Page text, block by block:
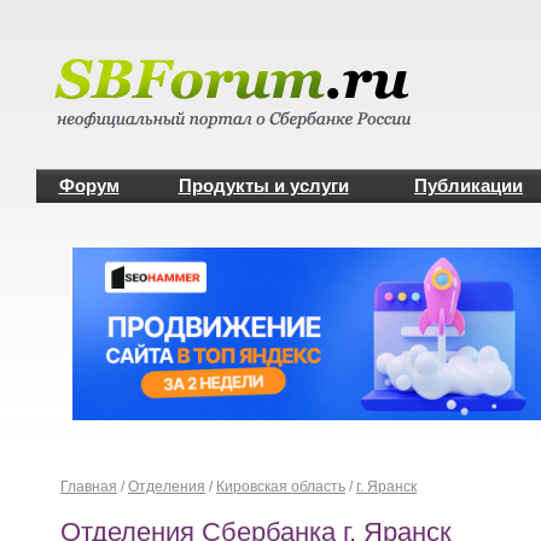
Форум Продукты и услуги Публикации
Главная / Отделения / Кировская область / г. Яранск
Отделения Сбербанка г. Яранск